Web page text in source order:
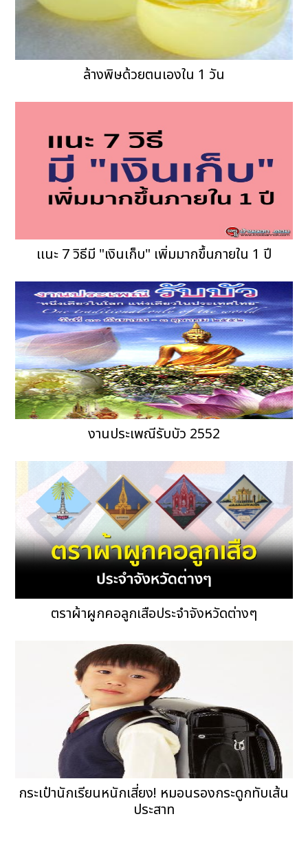
เเนะ 7 วิธีมี "เงินเก็บ" เพิ่มมากขึ้นภายใน 1 ปี
งานประเพณีรับบัว 2552
ตราผ้าผูกคอลูกเสือประจำจังหวัดต่างๆ
กระเป๋านักเรียนหนักเสี่ยง! หมอนรองกระดูกทับเส้น
ประสาท